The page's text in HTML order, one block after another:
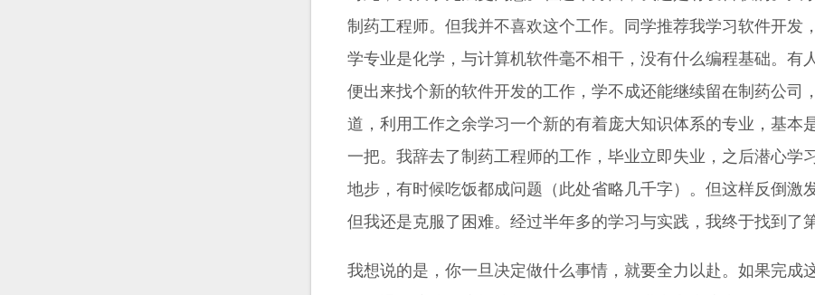
制药工程师。但我并不喜欢这个工作。同学推荐我学习软件开发
学专业是化学，与计算机软件毫不相干，没有什么编程基础。有
便出来找个新的软件开发的工作，学不成还能继续留在制药公司
道，利用工作之余学习一个新的有着庞大知识体系的专业，基本
一把。我辞去了制药工程师的工作，毕业立即失业，之后潜心学
地步，有时候吃饭都成问题（此处省略几千字）。但这样反倒激
但我还是克服了困难。经过半年多的学习与实践，我终于找到了
我想说的是，你一旦决定做什么事情，就要全力以赴。如果完成